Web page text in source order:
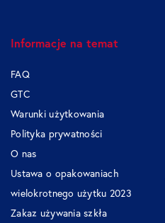
Informacje na temat
FAQ
GTC
Warunki użytkowania
Polityka prywatności
O nas
Ustawa o opakowaniach
wielokrotnego użytku 2023
Zakaz używania szkła